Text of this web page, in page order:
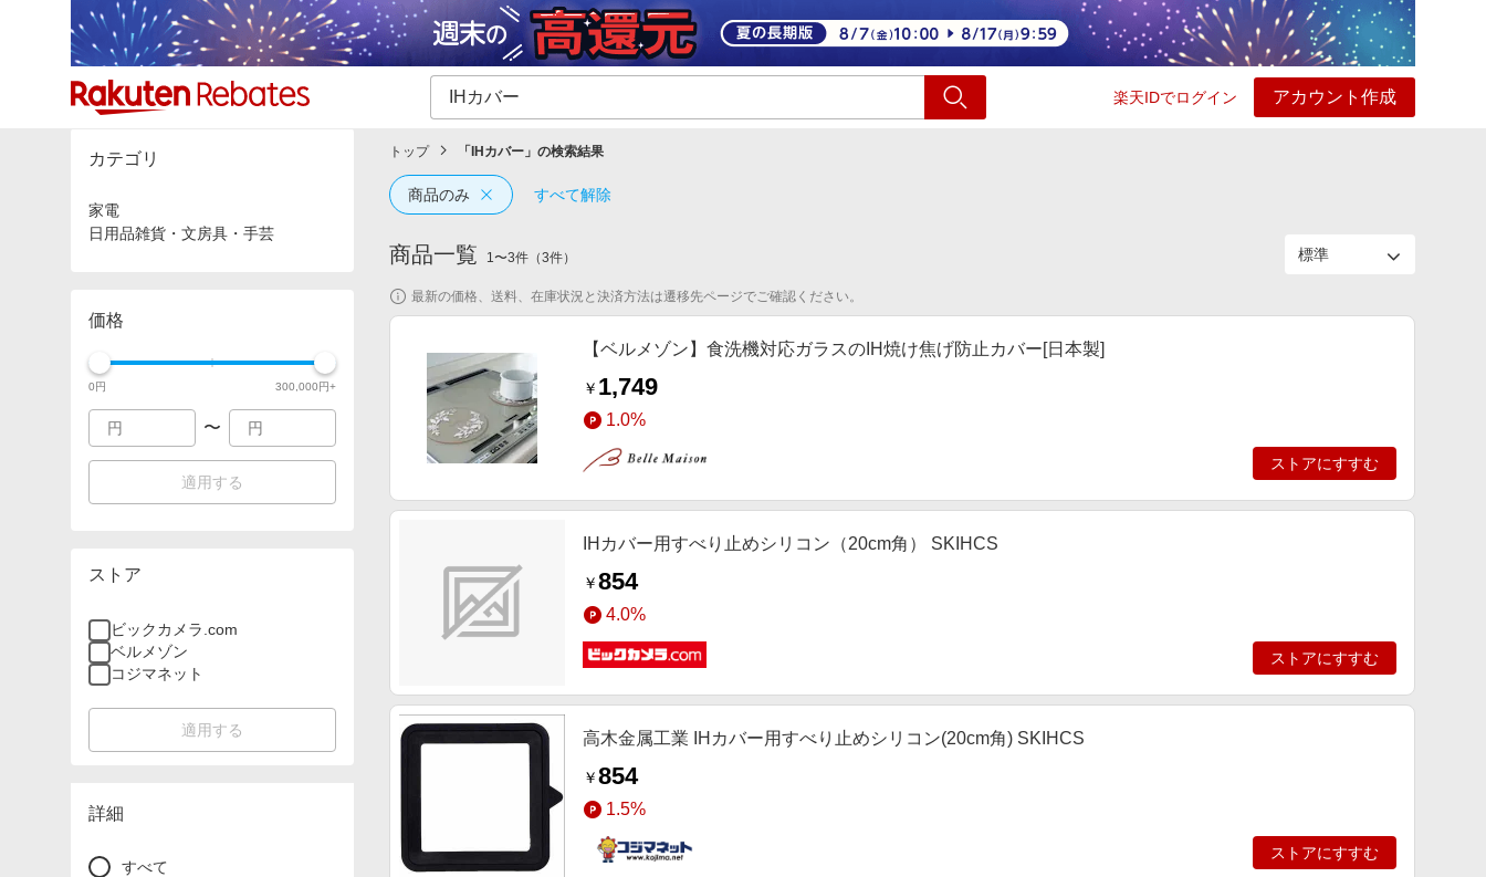
楽天IDでログイン アカウント作成
カテゴリー一覧 イベント一覧 ショッピング
カテゴリ
家電
日用品雑貨・文房具・手芸
価格
0円 300,000円+
〜
適用する
ストア
ビックカメラ.com
ベルメゾン
コジマネット
適用する
詳細
すべて
トップ 「 IHカバー 」の検索結果
商品のみ すべて解除
商品一覧 1〜3件 （3件）
最新の価格、送料、在庫状況と決済方法は遷移先ページでご確認ください。
【ベルメゾン】食洗機対応ガラスのIH焼け焦げ防止カバー[日本製]
￥ 1,749
1.0%
ストアにすすむ
IHカバー用すべり止めシリコン（20cm角） SKIHCS
￥854
4.0%
ストアにすすむ
高木金属工業 IHカバー用すべり止めシリコン(20cm角) SKIHCS
￥854
1.5%
ストアにすすむ